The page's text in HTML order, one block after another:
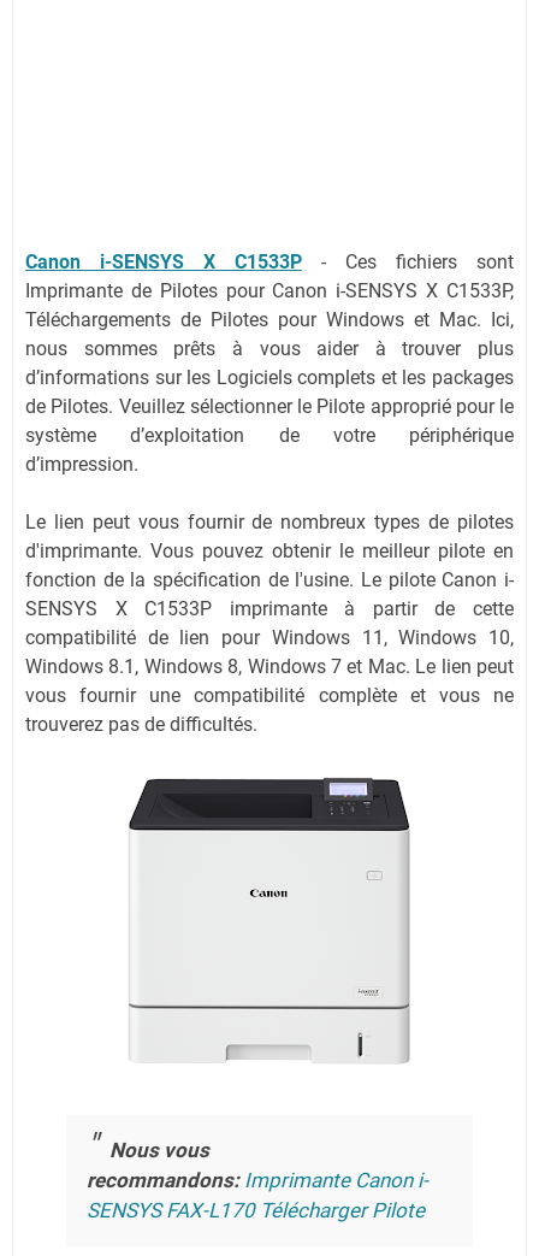
Canon i-SENSYS X C1533P - Ces fichiers sont
Imprimante de Pilotes pour Canon i-SENSYS X C1533P,
Téléchargements de Pilotes pour Windows et Mac. Ici,
nous sommes prêts à vous aider à trouver plus
d’informations sur les Logiciels complets et les packages
de Pilotes. Veuillez sélectionner le Pilote approprié pour le
système d’exploitation de votre périphérique
d’impression.
Le lien peut vous fournir de nombreux types de pilotes
d'imprimante. Vous pouvez obtenir le meilleur pilote en
fonction de la spécification de l'usine. Le pilote Canon i-
SENSYS X C1533P imprimante à partir de cette
compatibilité de lien pour Windows 11, Windows 10,
Windows 8.1, Windows 8, Windows 7 et Mac. Le lien peut
vous fournir une compatibilité complète et vous ne
trouverez pas de difficultés.
Nous vous
recommandons: Imprimante Canon i-
SENSYS FAX-L170 Télécharger Pilote